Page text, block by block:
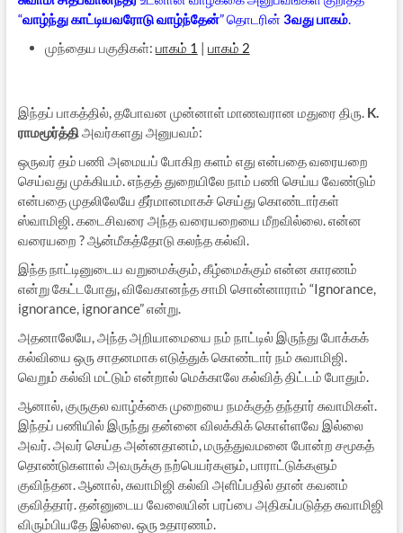
“வாழ்ந்து காட்டியவரோடு வாழ்ந்தேன்” தொடரின் 3வதுபாகம்.
முந்தைய பகுதிகள்: பாகம் 1 | பாகம் 2
இந்தப் பாகத்தில், தபோவன முன்னாள் மாணவரான மதுரை திரு.K.
ராமமூர்த்திஅவர்களது அனுபவம்:
ஒருவர் தம் பணி அமையப் போகிற களம் எது என்பதை வரையறை
செய்வது முக்கியம். எந்தத் துறையிலே நாம் பணி செய்ய வேண்டும்
என்பதை முதலிலேயே தீர்மானமாகச் செய்து கொண்டார்கள்
ஸ்வாமிஜி. கடைசிவரை அந்த வரையறையை மீறவில்லை. என்ன
வரையறை ? ஆன்மீகத்தோடு கலந்த கல்வி.
இந்த நாட்டினுடைய வறுமைக்கும், கீழ்மைக்கும் என்ன காரணம்
என்று கேட்டபோது, விவேகானந்த சாமி சொன்னாராம் “Ignorance,
ignorance, ignorance” என்று.
அதனாலேயே, அந்த அறியாமையை நம் நாட்டில் இருந்து போக்கக்
கல்வியை ஒரு சாதனமாக எடுத்துக் கொண்டார் நம் சுவாமிஜி.
வெறும் கல்வி மட்டும் என்றால் மெக்காலே கல்வித் திட்டம் போதும்.
ஆனால், குருகுல வாழ்க்கை முறையை நமக்குத் தந்தார் சுவாமிகள்.
இந்தப் பணியில் இருந்து தன்னை விலக்கிக் கொள்ளவே இல்லை
அவர். அவர் செய்த அன்னதானம், மருத்துவமனை போன்ற சமூகத்
தொண்டுகளால் அவருக்கு நற்பெயர்களும், பாராட்டுக்களும்
குவிந்தன. ஆனால், சுவாமிஜி கல்வி அளிப்பதில் தான் கவனம்
குவித்தார். தன்னுடைய வேலையின் பரப்பை அதிகப்படுத்த சுவாமிஜி
விரும்பியதே இல்லை. ஒரு உதாரணம்.